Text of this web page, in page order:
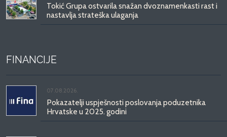
Tokić Grupa ostvarila snažan dvoznamenkasti rast i
nastavlja strateška ulaganja
FINANCIJE
07.08.2026.
Pokazatelji uspješnosti poslovanja poduzetnika
Hrvatske u 2025. godini